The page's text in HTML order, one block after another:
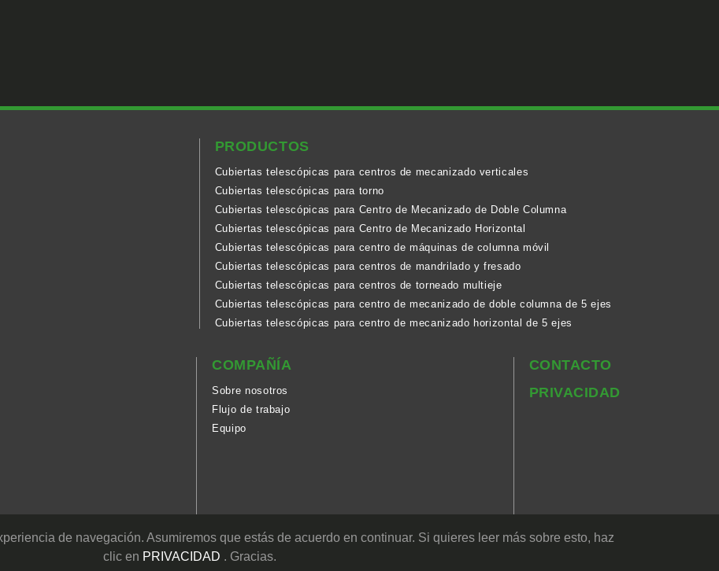
PRODUCTOS
Cubiertas telescópicas para centros de mecanizado verticales
Cubiertas telescópicas para torno
Cubiertas telescópicas para Centro de Mecanizado de Doble Columna
Cubiertas telescópicas para Centro de Mecanizado Horizontal
Cubiertas telescópicas para centro de máquinas de columna móvil
Cubiertas telescópicas para centros de mandrilado y fresado
Cubiertas telescópicas para centros de torneado multieje
Cubiertas telescópicas para centro de mecanizado de doble columna de 5 ejes
Cubiertas telescópicas para centro de mecanizado horizontal de 5 ejes
COMPAÑÍA
Sobre nosotros
Flujo de trabajo
Equipo
CONTACTO
PRIVACIDAD
de navegación. Asumiremos que estás de acuerdo en continuar. Si quieres leer más sobre esto, haz
clic en PRIVACIDAD . Gracias.